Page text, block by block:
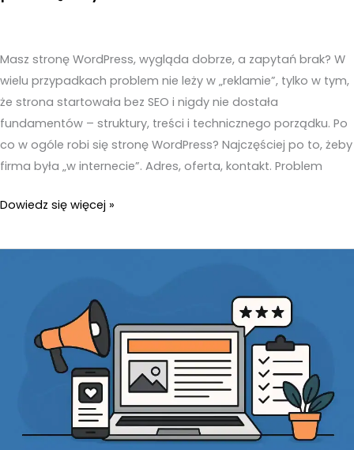
Masz stronę WordPress, wygląda dobrze, a zapytań brak? W
wielu przypadkach problem nie leży w „reklamie”, tylko w tym,
że strona startowała bez SEO i nigdy nie dostała
fundamentów – struktury, treści i technicznego porządku. Po
co w ogóle robi się stronę WordPress? Najczęściej po to, żeby
firma była „w internecie”. Adres, oferta, kontakt. Problem
Strona
bez
prawie
Dowiedz się więcej »